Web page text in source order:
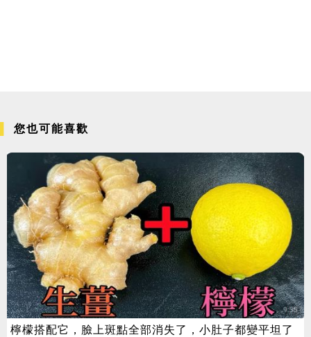
您也可能喜歡
檸檬搭配它，臉上斑點全部消失了，小肚子都變平坦了